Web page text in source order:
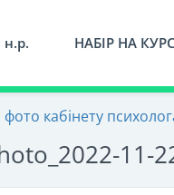
н.р. НАБІР НА
кабінету
11-